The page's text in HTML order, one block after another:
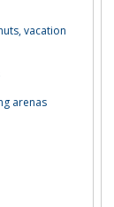
vacation
arenas